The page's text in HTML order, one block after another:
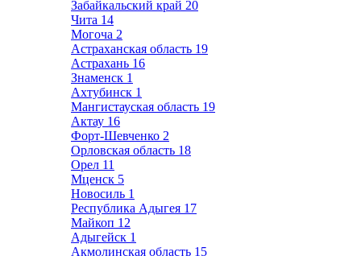
Забайкальский край 20
Чита 14
Могоча 2
Астраханская область 19
Астрахань 16
Знаменск 1
Ахтубинск 1
Мангистауская область 19
Актау 16
Форт-Шевченко 2
Орловская область 18
Орел 11
Мценск 5
Новосиль 1
Республика Адыгея 17
Майкоп 12
Адыгейск 1
Акмолинская область 15